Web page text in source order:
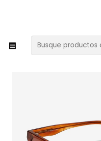
XMAS SALE
Lentes y
Lentes de Sol